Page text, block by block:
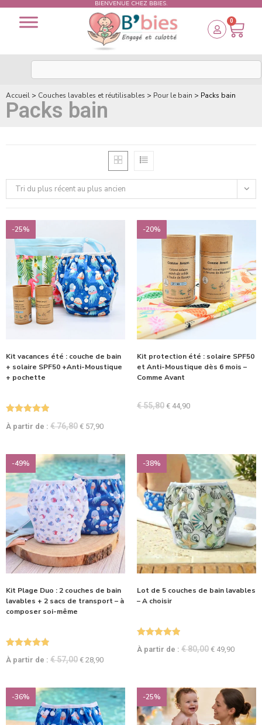
BIENVENUE CHEZ BBIES.
0
Accueil > Couches lavables et réutilisables > Pour le bain > Packs bain
Packs bain
Tri du plus récent au plus ancien
-25%
Kit vacances été : couche de bain
+ solaire SPF50 +Anti-Moustique
+ pochette
sur 5
À partir de : €76,80 € 57,90
-20%
Kit protection été : solaire SPF50
et Anti-Moustique dès 6 mois –
Comme Avant
€55,80 € 44,90
-49%
Kit Plage Duo : 2 couches de bain
lavables + 2 sacs de transport – à
composer soi-même
sur 5
À partir de : €57,00 € 28,90
-38%
Lot de 5 couches de bain lavables
– A choisir
sur 5
À partir de : €80,00 € 49,90
-36% -25%